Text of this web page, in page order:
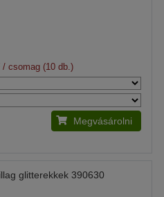
/ csomag (10 db.)
Megvásárolni
glitterekkek 390630